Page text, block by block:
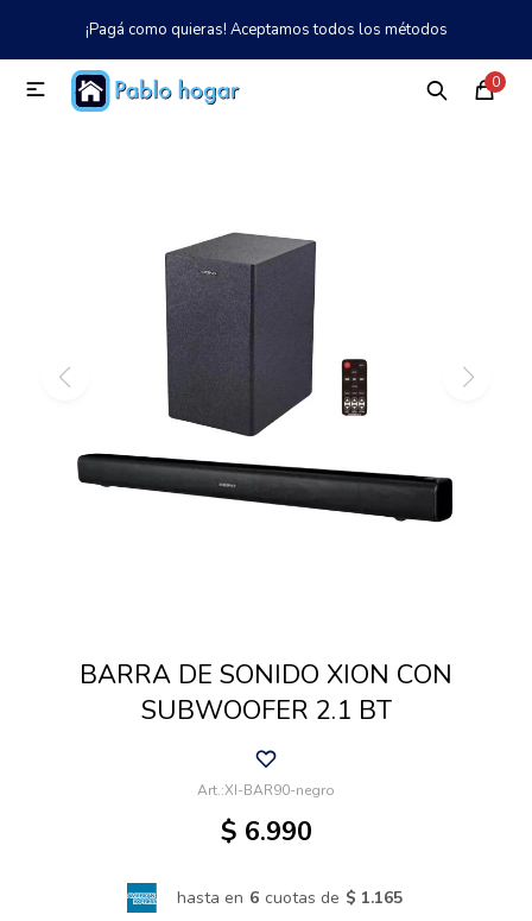
¡Pagá como quieras! Aceptamos todos los métodos
0

BARRA DE SONIDO XION CON
SUBWOOFER 2.1 BT
XI-BAR90-negro
$ 6.990
hasta en 6 cuotas de $ 1.165
MI CUENTA
Catálogo Tienda 097 997 042
Tecnología
Aire libre y Jardín